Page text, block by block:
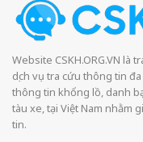
Website CSKH.ORG.VN
dịch vụ tra cứu thông tin
thông tin khổng lồ, danh
tàu xe, tại Việt Nam nhằm
tin.